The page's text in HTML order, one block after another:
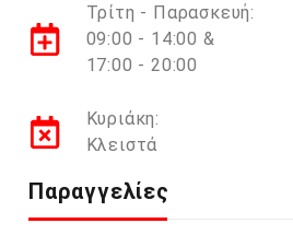
Τρίτη - Παρασκευή:
09:00 - 14:00 &
17:00 - 20:00
Κυριάκη:
Κλειστά
Παραγγελίες